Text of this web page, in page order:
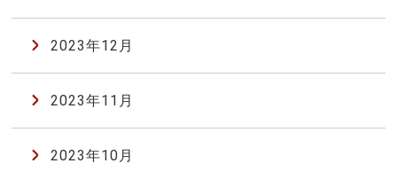
2023年12月
2023年11月
2023年10月